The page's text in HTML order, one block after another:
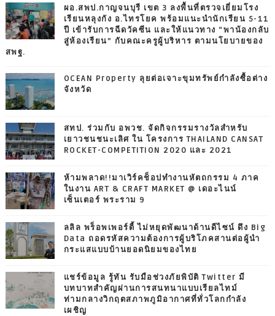
ผอ.สพป.กาญจนบุรี เขต 3 ลงพื้นที่ตรวจเยี่ยมโรง
เรียนหลุงกัง อ.ไทรโยค พร้อมแนะนำนักเรียน 5-11
ปี เข้ารับการฉีดวัคซีน และให้แนวทาง “พาน้องกลับ
สู่ห้องเรียน” กับคณะครูผู้บริหาร ตามนโยบายของ
สพฐ.
OCEAN Property ลุยต่อเจาะขุมทรัพย์กำลังซื้อต่าง
จังหวัด
สทป. ร่วมกับ อพวช. จัดกิจกรรมรางวัลสำหรับ
เยาวชนชนะเลิศ ใน โครงการ THAILAND CANSAT
ROCKET-COMPETITION 2020 และ 2021
ห้ามพลาด!!มาเวิร์คช็อปทำงานหัตถกรรม 4 ภาค
ในงาน ART & CRAFT MARKET @ เดอะไนน์
เซ็นเตอร์ พระราม 9
ลลิล พร็อพเพอร์ตี้ ไม่หยุดพัฒนาด้านดีไซน์ ดึง Big
Data ถอดรหัสความต้องการผู้บริโภคสานต่อผู้นำ
กระแสแบบบ้านยอดนิยมของไทย
แชร์ข้อมูล รู้ทัน รับมือช่วงภัยพิบัติ Twitter มี
บทบาทสำคัญผ่านการสนทนาแบบเรียลไทม์
ท่ามกลางวิกฤตสภาพภูมิอากาศที่ทั่วโลกกำลัง
เผชิญ